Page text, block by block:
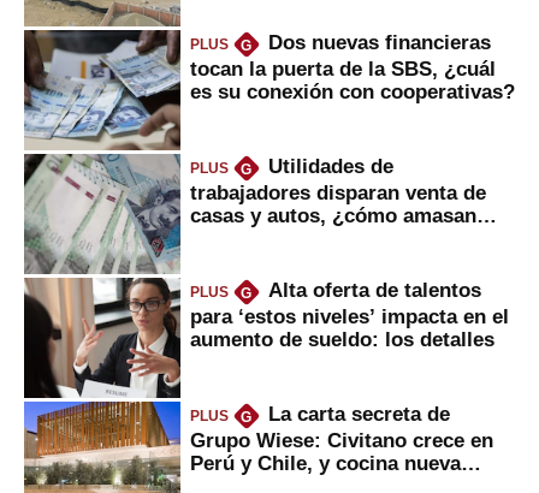
PLUS G
Dos nuevas financieras
tocan la puerta de la SBS, ¿cuál
es su conexión con cooperativas?
PLUS G
Utilidades de
trabajadores disparan venta de
casas y autos, ¿cómo amasan
PLUS G
Alta oferta de talentos
para ‘estos niveles’ impacta en el
aumento de sueldo: los detalles
PLUS G
La carta secreta de
Grupo Wiese: Civitano crece en
Perú y Chile, y cocina nueva